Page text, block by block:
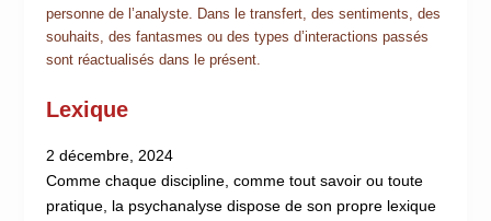
personne de l’analyste. Dans le transfert, des sentiments, des
souhaits, des fantasmes ou des types d’interactions passés
sont réactualisés dans le présent.
Lexique
2 décembre, 2024
Comme chaque discipline, comme tout savoir ou toute
pratique, la psychanalyse dispose de son propre lexique